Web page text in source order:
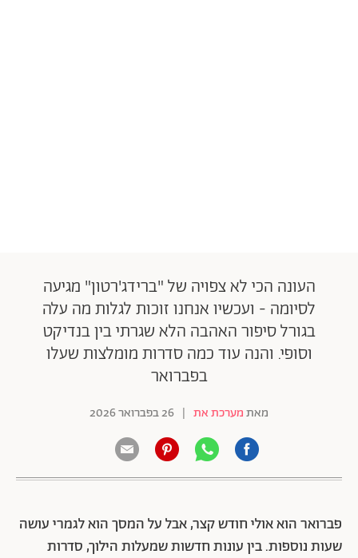
העונה הכי לא צפויה של "ברידג'רטון" מגיעה
לסיומה - ועכשיו אנחנו זוכות לגלות מה עלה
בגורל סיפור האהבה הלא שגרתי בין בנדיקט
וסופי. והנה עוד כמה סדרות מומלצות שעלו
בפברואר
מאתמערכת את | 26 בפברואר 2026
פברואר הוא אולי חודש קצר, אבל על המסך הוא לגמרי עושה
שעות נוספות. בין עונות חדשות שמעלות הילוך, סדרות